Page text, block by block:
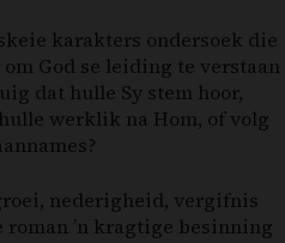
karakters ondersoek die
God se leiding te verstaan
dat hulle Sy stem hoor,
werklik na Hom, of volg
nederigheid, vergifnis
’n kragtige besinning